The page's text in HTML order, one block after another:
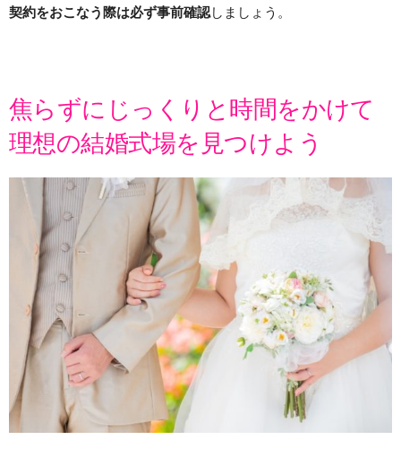
契約をおこなう際は必ず事前確認しましょう。
焦らずにじっくりと時間をかけて
理想の結婚式場を見つけよう